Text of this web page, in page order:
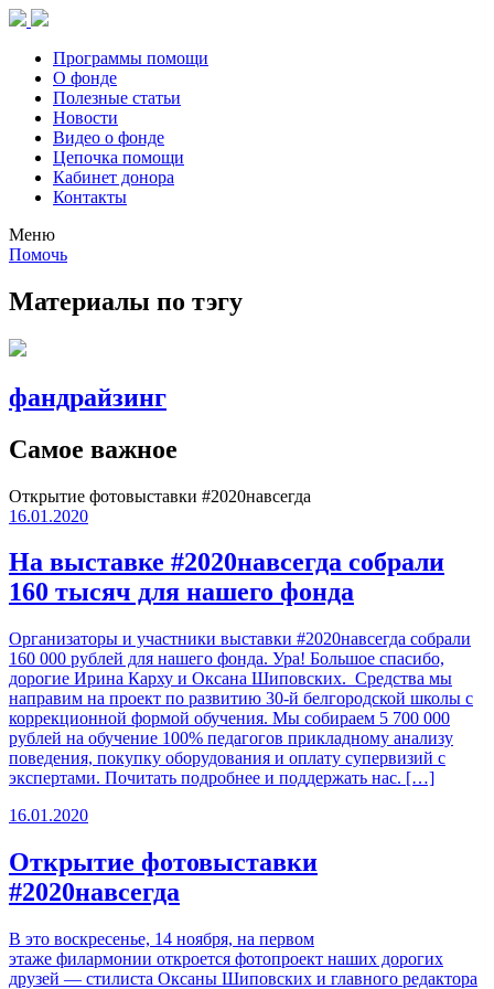
Программы помощи
О фонде
Полезные статьи
Новости
Видео о фонде
Цепочка помощи
Кабинет донора
Контакты
Меню
Помочь
Материалы по тэгу
фандрайзинг
Самое важное
Открытие фотовыставки #2020навсегда
16.01.2020
На выставке #2020навсегда собрали
160 тысяч для нашего фонда
Организаторы и участники выставки #2020навсегда собрали
160 000 рублей для нашего фонда. Ура! Большое спасибо,
дорогие Ирина Карху и Оксана Шиповских. Средства мы
направим на проект по развитию 30-й белгородской школы с
коррекционной формой обучения. Мы собираем 5 700 000
рублей на обучение 100% педагогов прикладному анализу
поведения, покупку оборудования и оплату супервизий с
экспертами. Почитать подробнее и поддержать нас. […]
16.01.2020
Открытие фотовыставки
#2020навсегда
В это воскресенье, 14 ноября, на первом
этаже филармонии откроется фотопроект наших дорогих
друзей — стилиста Оксаны Шиповских и главного редактора